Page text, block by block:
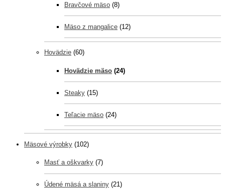
Bravčové mäso (8)
Mäso z mangalice (12)
Hovädzie (60)
Hovädzie mäso (24)
Steaky (15)
Teľacie mäso (24)
Mäsové výrobky (102)
Masť a oškvarky (7)
Údené mäsá a slaniny (21)